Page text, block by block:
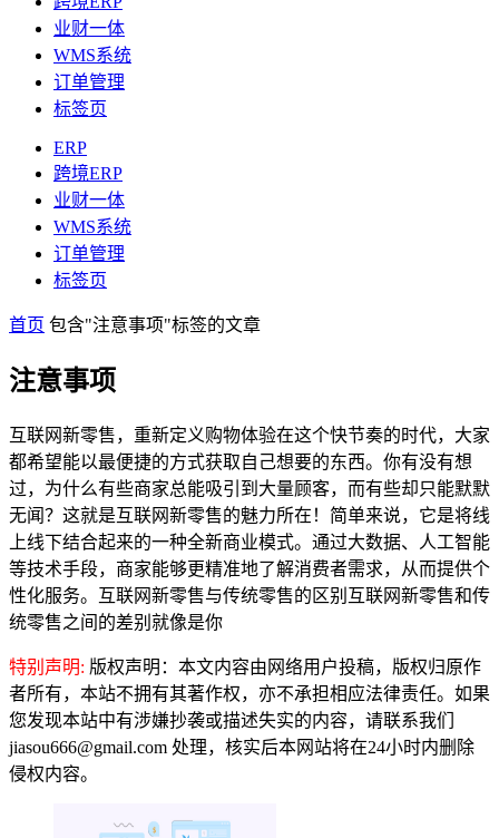
业财一体
WMS系统
订单管理
标签页
ERP
跨境ERP
业财一体
WMS系统
订单管理
标签页
首页 包含"注意事项"标签的文章
注意事项
互联网新零售，重新定义购物体验在这个快节奏的时代，大家
都希望能以最便捷的方式获取自己想要的东西。你有没有想
过，为什么有些商家总能吸引到大量顾客，而有些却只能默默
无闻？这就是互联网新零售的魅力所在！简单来说，它是将线
上线下结合起来的一种全新商业模式。通过大数据、人工智能
等技术手段，商家能够更精准地了解消费者需求，从而提供个
性化服务。互联网新零售与传统零售的区别互联网新零售和传
统零售之间的差别就像是你
特别声明: 版权声明：本文内容由网络用户投稿，版权归原作
者所有，本站不拥有其著作权，亦不承担相应法律责任。如果
您发现本站中有涉嫌抄袭或描述失实的内容，请联系我们
jiasou666@gmail.com 处理，核实后本网站将在24小时内删除
侵权内容。